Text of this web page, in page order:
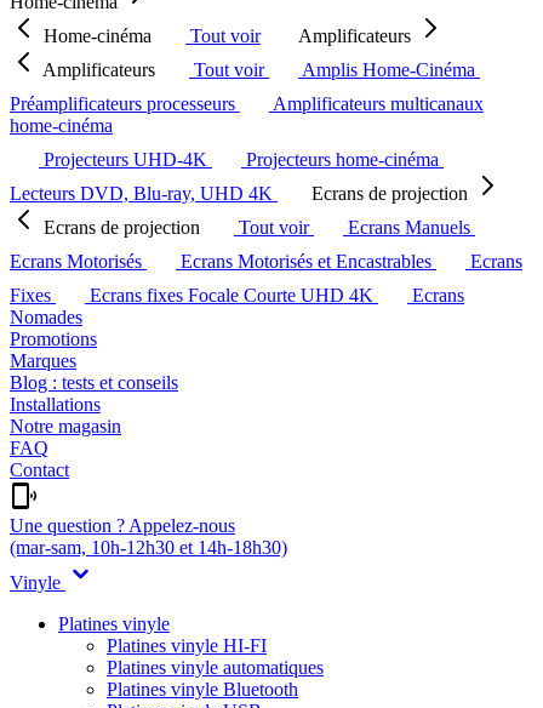
Home-cinéma
Tout voir
Amplificateurs
Amplificateurs
Tout voir
Amplis Home-Cinéma
Préamplificateurs processeurs
Amplificateurs multicanaux
home-cinéma
Projecteurs UHD-4K
Projecteurs home-cinéma
Lecteurs DVD, Blu-ray, UHD 4K
Ecrans de projection
Ecrans de projection
Tout voir
Ecrans Manuels
Ecrans Motorisés
Ecrans Motorisés et Encastrables
Ecrans
Fixes
Ecrans fixes Focale Courte UHD 4K
Ecrans
Nomades
Promotions
Marques
Blog : tests et conseils
Installations
Notre magasin
FAQ
Contact
Une question ? Appelez-nous
(mar-sam, 10h-12h30 et 14h-18h30)
Vinyle
Platines vinyle
Platines vinyle HI-FI
Platines vinyle automatiques
Platines vinyle Bluetooth